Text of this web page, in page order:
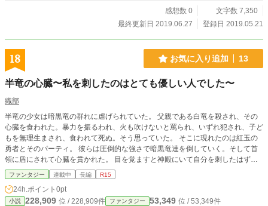
感想数 0
文字数 7,350
最終更新日 2019.06.27
登録日 2019.05.21
18 お気に入り追加 13
半竜の心臓〜私を刺したのはとても優しい人でした〜
織部
半竜の少女は暗黒竜の群れに虐げられていた。 父親である白竜を殺され、その
心臓を食われた。暴力を振るわれ、火も吹けないと罵られ、いずれ犯され、子ど
もを無理生まされ、食われて死ぬ。そう思っていた。 そこに現れたのは紅玉の
勇者とそのパーティ。 彼らは圧倒的な強さで暗黒竜達を倒していく。そして首
領に盾にされて心臓を貫かれた。 目を覚ますと神殿にいて自分を刺したはずの
男が自分を見ていた。 お前は今日から俺の相棒だ。 知らない記憶に苛まれなが
ら無愛想な剣士と半竜の少女の奇妙な関係が始まる。
ファンタジー 連載中 長編 R15
24h.ポイント 0pt
小説 228,909 位 / 228,909件 ファンタジー 53,349 位 / 53,349件